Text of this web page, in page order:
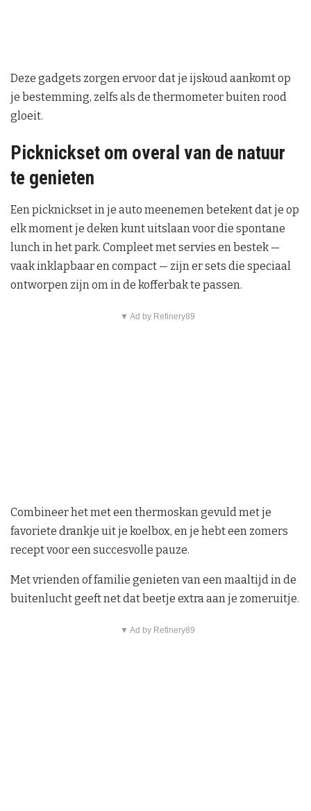
Deze gadgets zorgen ervoor dat je ijskoud aankomt op
je bestemming, zelfs als de thermometer buiten rood
gloeit.
Picknickset om overal van de natuur
te genieten
Een picknickset in je auto meenemen betekent dat je op
elk moment je deken kunt uitslaan voor die spontane
lunch in het park. Compleet met servies en bestek —
vaak inklapbaar en compact — zijn er sets die speciaal
ontworpen zijn om in de kofferbak te passen.
▼ Ad by Refinery89
Combineer het met een thermoskan gevuld met je
favoriete drankje uit je koelbox, en je hebt een zomers
recept voor een succesvolle pauze.
Met vrienden of familie genieten van een maaltijd in de
buitenlucht geeft net dat beetje extra aan je zomeruitje.
▼ Ad by Refinery89